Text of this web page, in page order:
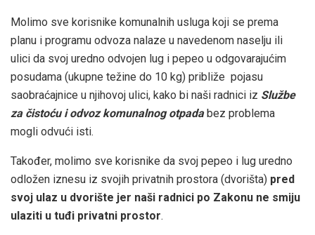
Molimo sve korisnike komunalnih usluga koji se prema
planu i programu odvoza nalaze u navedenom naselju ili
ulici da svoj uredno odvojen lug i pepeo u odgovarajućim
posudama (ukupne težine do 10 kg) približe pojasu
saobraćajnice u njihovoj ulici, kako bi naši radnici iz Službe
za čistoću i odvoz komunalnog otpadabez problema
mogli odvući isti.
Također, molimo sve korisnike da svoj pepeo i lug uredno
odložen iznesu iz svojih privatnih prostora (dvorišta) pred
svoj ulaz u dvorište jer naši radnici po Zakonu ne smiju
ulaziti u tuđi privatni prostor.